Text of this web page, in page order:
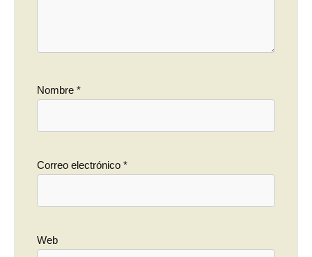
Nombre *
Correo electrónico *
Web